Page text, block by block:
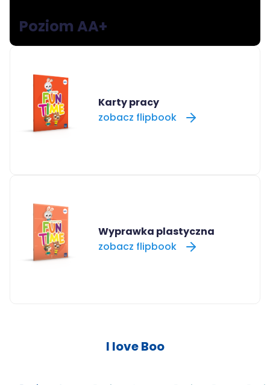
Poziom AA+
Karty pracy
zobacz flipbook
Wyprawka plastyczna
zobacz flipbook
I love Boo